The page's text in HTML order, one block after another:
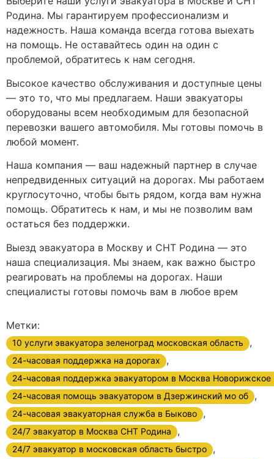
Родина. Мы гарантируем профессионализм и
надежность. Наша команда всегда готова выехать
на помощь. Не оставайтесь один на один с
проблемой, обратитесь к нам сегодня.
Высокое качество обслуживания и доступные цены
— это то, что мы предлагаем. Наши эвакуаторы
оборудованы всем необходимым для безопасной
перевозки вашего автомобиля. Мы готовы помочь в
любой момент.
Наша компания — ваш надежный партнер в случае
непредвиденных ситуаций на дорогах. Мы работаем
круглосуточно, чтобы быть рядом, когда вам нужна
помощь. Обратитесь к нам, и мы не позволим вам
остаться без поддержки.
Выезд эвакуатора в Москву и СНТ Родина — это
наша специализация. Мы знаем, как важно быстро
реагировать на проблемы на дорогах. Наши
специалисты готовы помочь вам в любое врем
Метки:
10 услуги эвакуатора зеленоград московская область ,
24-часовая поддержка на дорогах ,
24-часовая поддержка эвакуатором в Москва Новорижское
24-часовая помощь эвакуатором в Дзержинский мо об
,
24-часовая эвакуаторная служба в Быково ,
24/7 эвакуатор в Москва СНТ Родина ,
24/7 эвакуатор в московская область быстро ,